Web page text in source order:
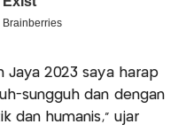
Jaya 2023 saya harap
sungguh dan dengan
dan humanis,” ujar